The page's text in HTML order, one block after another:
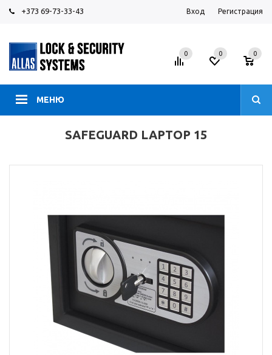
+373 69-73-33-43 Вход Регистрация
МЕНЮ
0 0 0
SAFEGUARD LAPTOP 15